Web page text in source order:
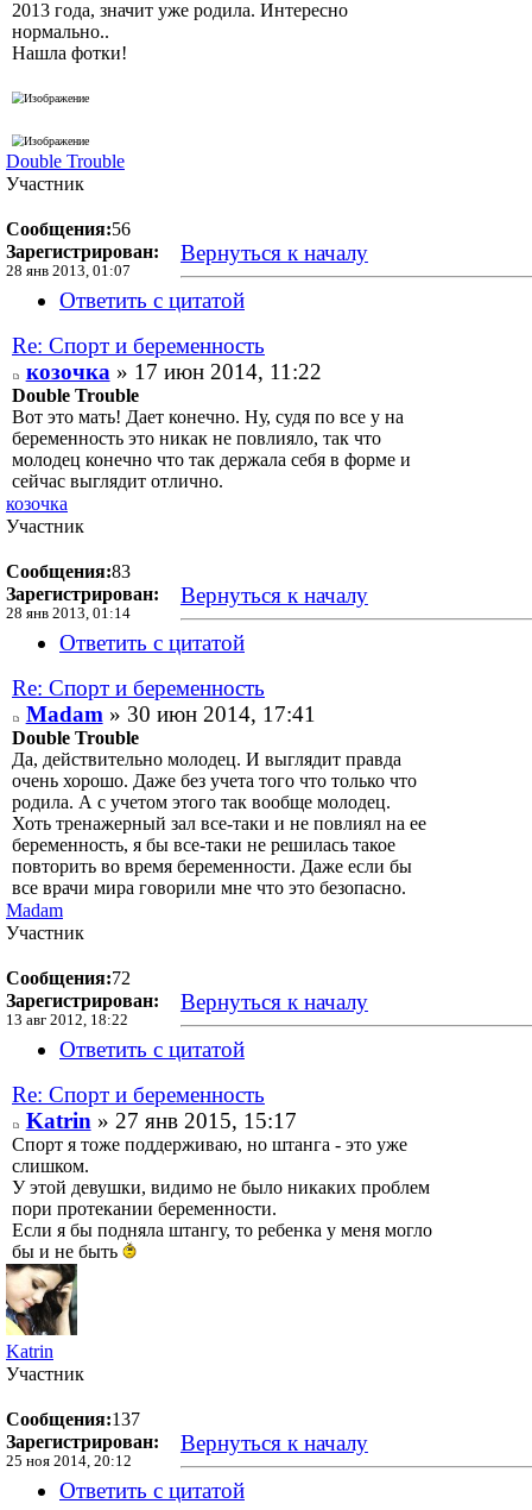
2013 года, значит уже родила. Интересно
нормально..
Нашла фотки!
Double Trouble
Участник
Сообщения:56
Зарегистрирован:
28 янв 2013, 01:07
Вернуться к началу
Ответить с цитатой
Re: Спорт и беременность
козочка» 17 июн 2014, 11:22
Double Trouble
Вот это мать! Дает конечно. Ну, судя по все у на
беременность это никак не повлияло, так что
молодец конечно что так держала себя в форме и
сейчас выглядит отлично.
козочка
Участник
Сообщения:83
Зарегистрирован:
28 янв 2013, 01:14
Вернуться к началу
Ответить с цитатой
Re: Спорт и беременность
Madam» 30 июн 2014, 17:41
Double Trouble
Да, действительно молодец. И выглядит правда
очень хорошо. Даже без учета того что только что
родила. А с учетом этого так вообще молодец.
Хоть тренажерный зал все-таки и не повлиял на ее
беременность, я бы все-таки не решилась такое
повторить во время беременности. Даже если бы
все врачи мира говорили мне что это безопасно.
Madam
Участник
Сообщения:72
Зарегистрирован:
13 авг 2012, 18:22
Вернуться к началу
Ответить с цитатой
Re: Спорт и беременность
Katrin» 27 янв 2015, 15:17
Спорт я тоже поддерживаю, но штанга - это уже
слишком.
У этой девушки, видимо не было никаких проблем
пори протекании беременности.
Если я бы подняла штангу, то ребенка у меня могло
бы и не быть
Katrin
Участник
Сообщения:137
Зарегистрирован:
25 ноя 2014, 20:12
Вернуться к началу
Ответить с цитатой